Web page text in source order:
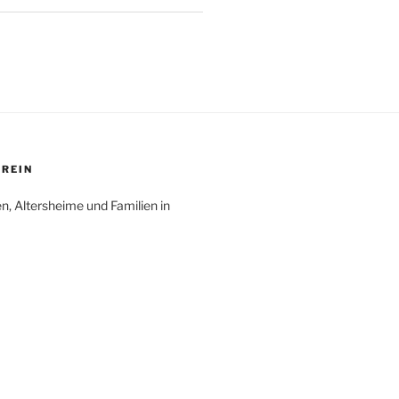
Altersheime und Familien in